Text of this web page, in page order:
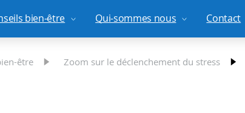
bien-être Qui-sommes nous Contact
être Zoom sur le déclenchement du stress